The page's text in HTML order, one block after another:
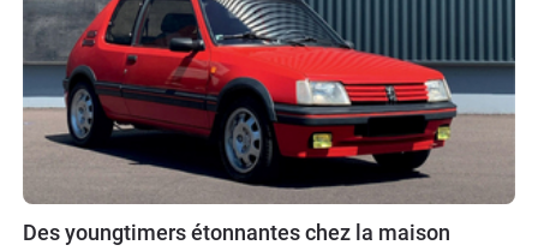
Des youngtimers étonnantes chez la maison